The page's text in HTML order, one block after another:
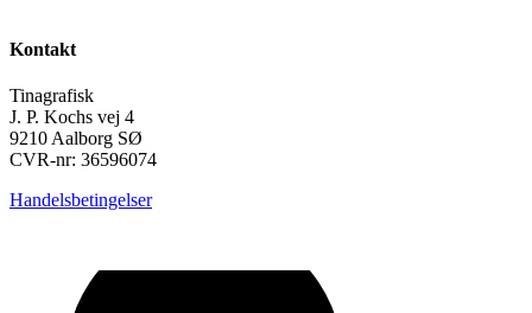
Kontakt
Tinagrafisk
J. P. Kochs vej 4
9210 Aalborg SØ
CVR-nr: 36596074
Handelsbetingelser